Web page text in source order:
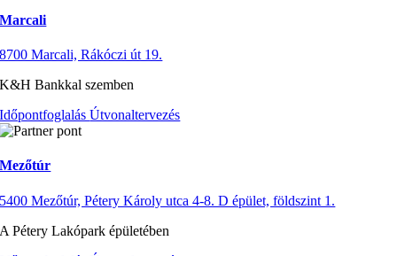
Marcali
8700 Marcali, Rákóczi út 19.
K&H Bankkal szemben
IdőpontfoglalásÚtvonaltervezés
Mezőtúr
5400 Mezőtúr, Pétery Károly utca 4-8. D épület, földszint 1.
A Pétery Lakópark épületében